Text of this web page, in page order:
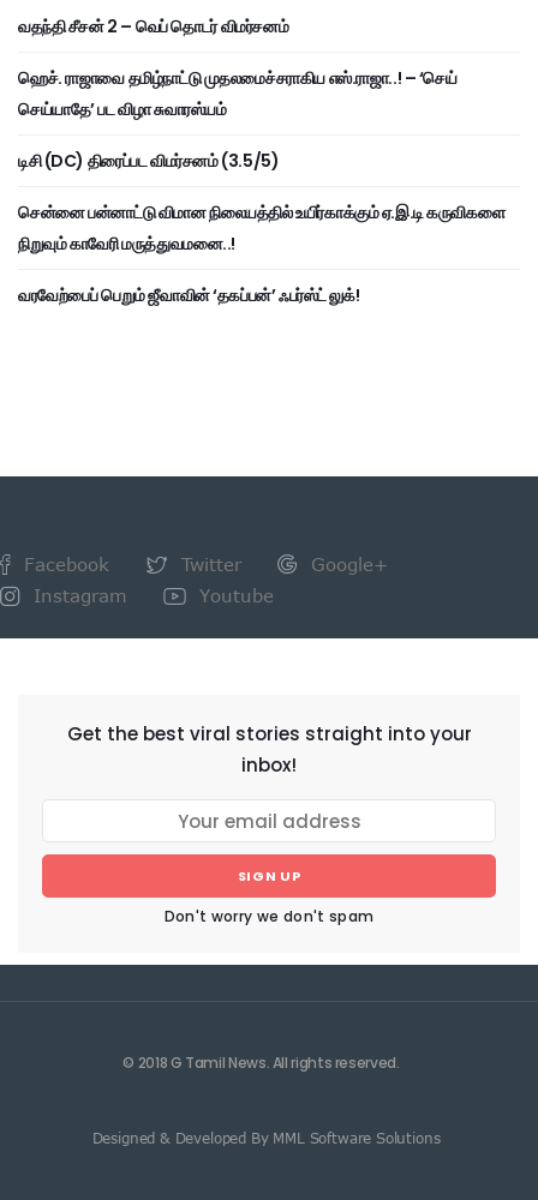
வதந்தி சீசன் 2 – வெப் தொடர் விமர்சனம்
ஹெச். ராஜாவை தமிழ்நாட்டு முதலமைச்சராகிய எஸ்.ராஜா..! – ‘செய்
செய்யாதே’ பட விழா சுவாரஸ்யம்
டிசி (DC) திரைப்பட விமர்சனம் (3.5/5)
சென்னை பன்னாட்டு விமான நிலையத்தில் உயிர்காக்கும் ஏ.இ.டி கருவிகளை
நிறுவும் காவேரி மருத்துவமனை..!
வரவேற்பைப் பெறும் ஜீவாவின் ‘தகப்பன்’ ஃபர்ஸ்ட் லுக்!
Facebook Twitter
Google+
Instagram
Youtube
Get the best viral stories straight into your
inbox!
SIGN UP
Don't worry we don't spam
© 2018 G Tamil News. All rights reserved.
Designed & Developed By MML Software Solutions